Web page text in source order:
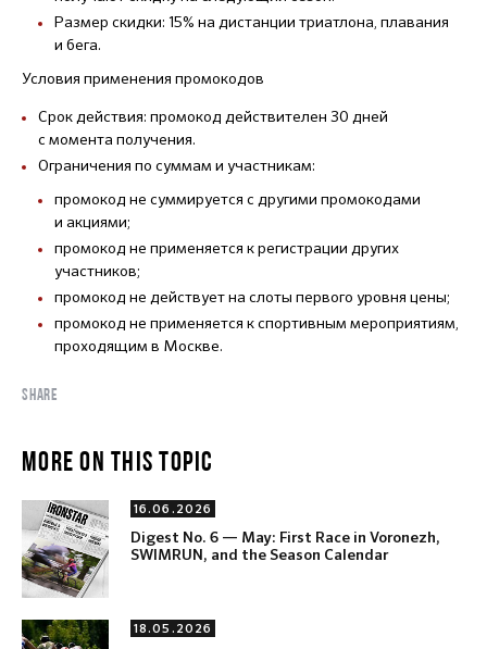
Размер скидки: 15% на дистанции триатлона, плавания
и бега.
Условия применения промокодов
Срок действия: промокод действителен 30 дней
с момента получения.
Ограничения по суммам и участникам:
промокод не суммируется с другими промокодами
и акциями;
промокод не применяется к регистрации других
участников;
промокод не действует на слоты первого уровня цены;
промокод не применяется к спортивным мероприятиям,
проходящим в Москве.
SHARE
MORE ON THIS TOPIC
16.06.2026
Digest No. 6 — May: First Race in Voronezh,
SWIMRUN, and the Season Calendar
18.05.2026